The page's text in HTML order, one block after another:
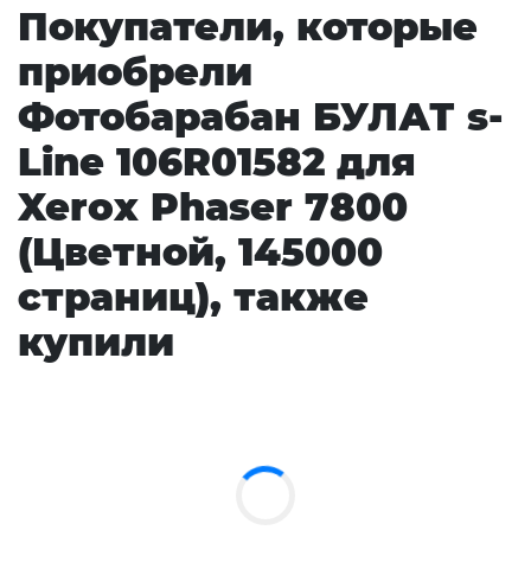
Покупатели, которые
приобрели
Фотобарабан БУЛАТ s-
Line 106R01582 для
Xerox Phaser 7800
(Цветной, 145000
страниц), также
купили